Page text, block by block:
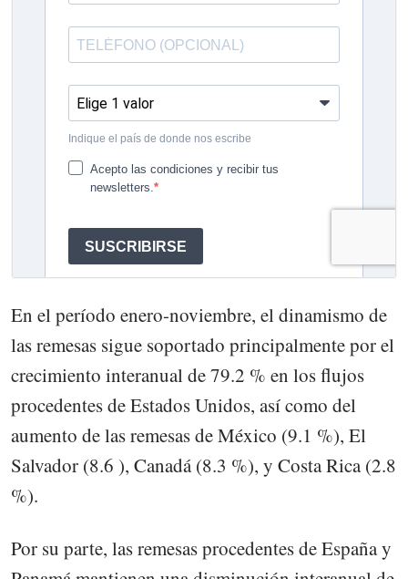
En el período enero-noviembre, el dinamismo de
las remesas sigue soportado principalmente por el
crecimiento interanual de 79.2 % en los flujos
procedentes de Estados Unidos, así como del
aumento de las remesas de México (9.1 %), El
Salvador (8.6 ), Canadá (8.3 %), y Costa Rica (2.8
%).
Por su parte, las remesas procedentes de España y